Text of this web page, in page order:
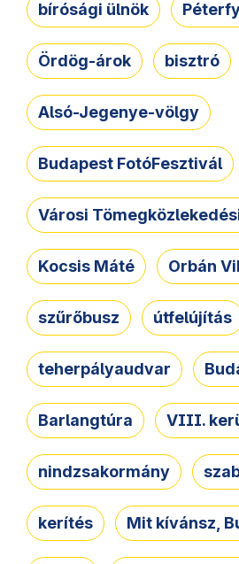
bírósági ülnök
Ördög-árok bisztró
Alsó-Jegenye-völgy
Budapest FotóFesztivál
Városi
Kocsis Máté Orbán
szűrőbusz útfelújítás
teherpályaudvar
Barlangtúra VIII.
nindzsakormány
kerítés Mit kívánsz,